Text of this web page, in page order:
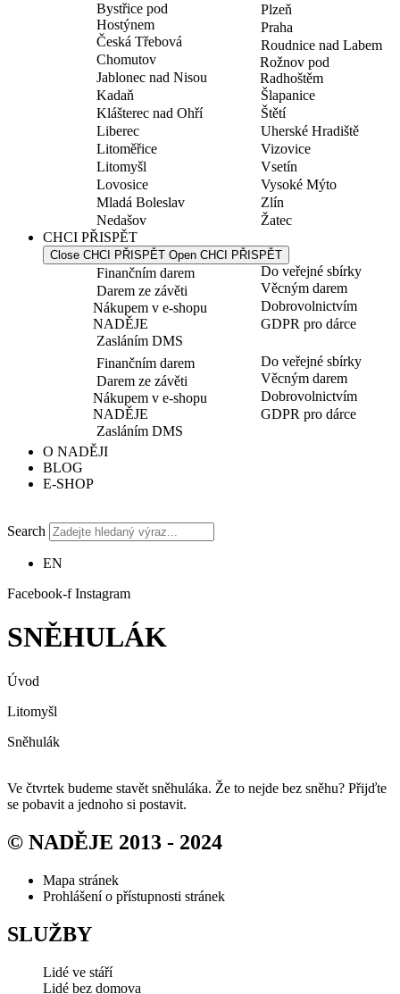
Bystřice pod
Hostýnem
Česká Třebová
Chomutov
Jablonec nad Nisou
Kadaň
Klášterec nad Ohří
Liberec
Litoměřice
Litomyšl
Lovosice
Mladá Boleslav
Nedašov
Plzeň
Praha
Roudnice nad Labem
Rožnov pod
Radhoštěm
Šlapanice
Štětí
Uherské Hradiště
Vizovice
Vsetín
Vysoké Mýto
Zlín
Žatec
CHCI PŘISPĚT
Close CHCI PŘISPĚT Open CHCI PŘISPĚT
Finančním darem
Darem ze závěti
Nákupem v e-shopu
NADĚJE
Zasláním DMS
Do veřejné sbírky
Věcným darem
Dobrovolnictvím
GDPR pro dárce
Finančním darem
Darem ze závěti
Nákupem v e-shopu
NADĚJE
Zasláním DMS
Do veřejné sbírky
Věcným darem
Dobrovolnictvím
GDPR pro dárce
O NADĚJI
BLOG
E-SHOP
Search
EN
Facebook-f Instagram
SNĚHULÁK
Úvod
Litomyšl
Sněhulák
Ve čtvrtek budeme stavět sněhuláka. Že to nejde bez sněhu? Přijďte
se pobavit a jednoho si postavit.
© NADĚJE 2013 - 2024
Mapa stránek
Prohlášení o přístupnosti stránek
SLUŽBY
Lidé ve stáří
Lidé bez domova